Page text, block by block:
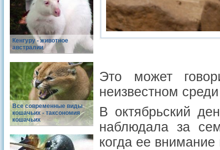
Кенгуру - животное
австралии
Все современные виды
кошачьих - таксономия
кошачьих
Это может
неизвестном
В октябрьский
наблюдала за
когда ее